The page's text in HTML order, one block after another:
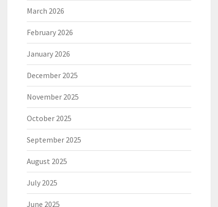
March 2026
February 2026
January 2026
December 2025
November 2025
October 2025
September 2025
August 2025
July 2025
June 2025